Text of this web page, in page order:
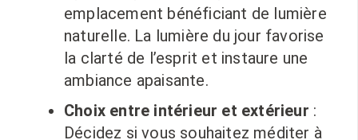
emplacement bénéficiant de lumière
naturelle. La lumière du jour favorise
la clarté de l’esprit et instaure une
ambiance apaisante.
Choix entre intérieur et extérieur :
Décidez si vous souhaitez méditer à